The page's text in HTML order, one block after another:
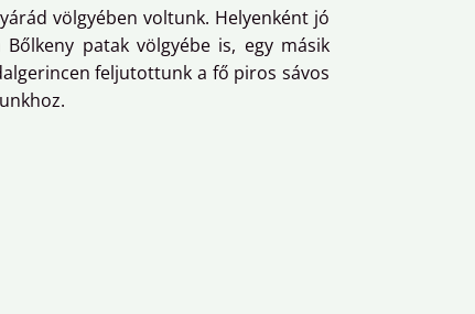
völgyében voltunk. Helyenként jó
patak völgyébe is, egy másik
feljutottunk a fő piros sávos